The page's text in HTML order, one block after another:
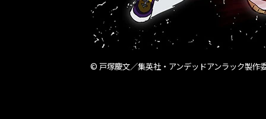
© 戸塚慶文／集英社・アンデッドアンラック製作